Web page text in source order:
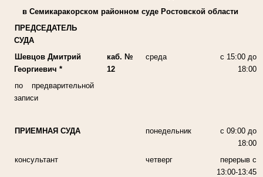
в Семикаракорском районном суде Ростовской области
ПРЕДСЕДАТЕЛЬ
СУДА
Шевцов Дмитрий
Георгиевич *
каб. №
12
среда
с 15:00 до
18:00
по предварительной
записи
ПРИЕМНАЯ СУДА понедельник
с 09:00 до
18:00
консультант
четверг
перерыв с
13:00-13:45